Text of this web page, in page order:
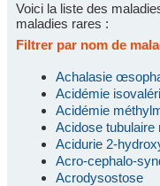
Voici la liste des
maladies rares :
Filtrer par nom de
Achalasie
Acidémie
Acidémie
Acidose tubulaire
Acidurie 2-
Acro-cephalo-
Acrodysostose